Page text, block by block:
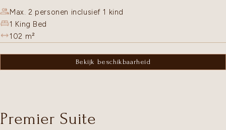
Max. 2 personen inclusief 1 kind
1 King Bed
102 m²
Bekijk beschikbaarheid
Premier Suite